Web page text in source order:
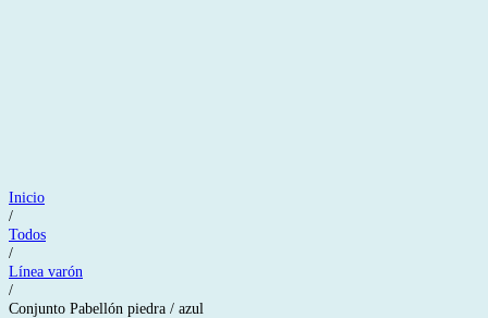
Inicio
/
Todos
/
Línea varón
/
Conjunto Pabellón piedra / azul